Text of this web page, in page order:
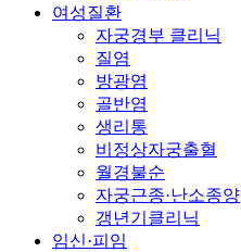
여성질환
자궁경부 클리닉
질염
방광염
골반염
생리통
비정상자궁출혈
월경불순
자궁근종·난소종양
갱년기클리닉
임신·피임